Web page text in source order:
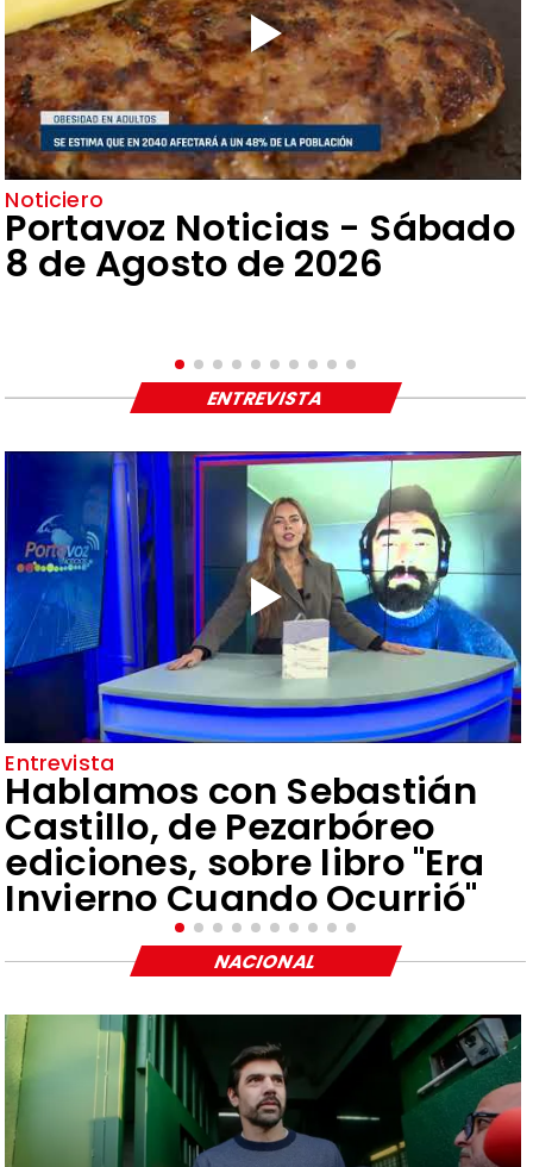
Noticiero
Portavoz Noticias - Sábado
8 de Agosto de 2026
Entrevista
Hablamos con Sebastián
Castillo, de Pezarbóreo
ediciones, sobre libro "Era
Invierno Cuando Ocurrió"
ENTREVISTA
NACIONAL